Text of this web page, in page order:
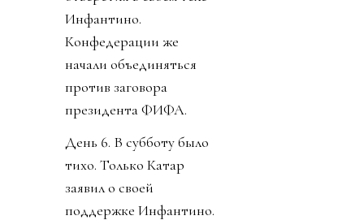
Инфантино.
Конфедерации же
начали объединяться
против заговора
президента ФИФА.
День 6. В субботу было
тихо. Только Катар
заявил о своей
поддержке Инфантино.